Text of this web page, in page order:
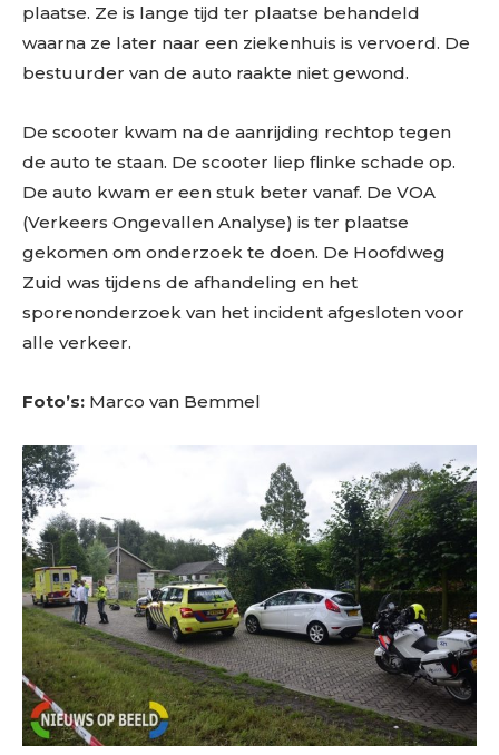
plaatse. Ze is lange tijd ter plaatse behandeld
waarna ze later naar een ziekenhuis is vervoerd. De
bestuurder van de auto raakte niet gewond.
De scooter kwam na de aanrijding rechtop tegen
de auto te staan. De scooter liep flinke schade op.
De auto kwam er een stuk beter vanaf. De VOA
(Verkeers Ongevallen Analyse) is ter plaatse
gekomen om onderzoek te doen. De Hoofdweg
Zuid was tijdens de afhandeling en het
sporenonderzoek van het incident afgesloten voor
alle verkeer.
Foto’s: Marco van Bemmel